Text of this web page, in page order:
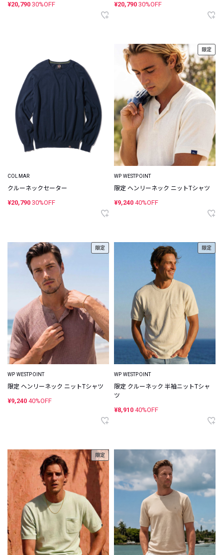
¥20,790 30%OFF ¥20,790 30%OFF
COLMAR
クルーネックセーター
¥20,790 30%OFF
限定
WP WESTPOINT
限定 ヘンリーネック ニットTシャツ
¥9,240 40%OFF
限定
WP WESTPOINT
限定 ヘンリーネック ニットTシャツ
¥9,240 40%OFF
限定
WP WESTPOINT
限定 クルーネック 半袖ニットTシャ
ツ
¥8,910 40%OFF
限定